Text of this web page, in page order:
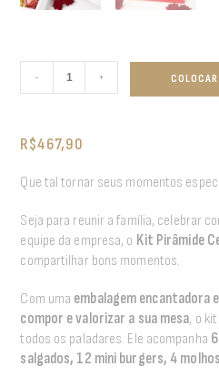
- +
R$467,90
Que tal tornar seus momentos
Seja para reunir a família, celebrar
equipe da empresa, o Kit Pirâmide
compartilhar bons momentos.
Com uma embalagem
compor e valorizar a sua mesa, o
todos os paladares. Ele acompanha
salgados, 12 mini burgers, 4